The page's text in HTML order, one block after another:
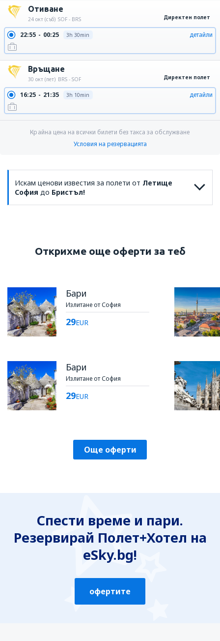
Отиване
24 окт (съб) SOF - BRS Директен полет
22:55 00:25 3h 30min детайли
Връщане
30 окт (пет) BRS - SOF Директен полет
16:25 21:35 3h 10min детайли
Крайна цена на всички билети без такса за обслужване
Условия на резервацията
Искам ценови известия за полети от Летище
София до Бристъл!
Открихме още оферти за теб
Бари
Излитане от София
29EUR
Бари
Излитане от София
29EUR
Още оферти
Спести време и пари.
Резервирай Полет+Хотел на
eSky.bg!
офертите